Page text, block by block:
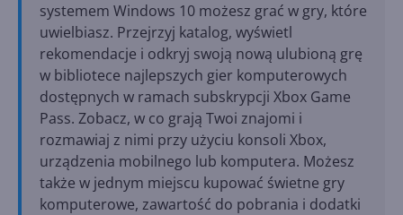
systemem Windows 10 możesz grać w gry, które
uwielbiasz. Przejrzyj katalog, wyświetl
rekomendacje i odkryj swoją nową ulubioną grę
w bibliotece najlepszych gier komputerowych
dostępnych w ramach subskrypcji Xbox Game
Pass. Zobacz, w co grają Twoi znajomi i
rozmawiaj z nimi przy użyciu konsoli Xbox,
urządzenia mobilnego lub komputera. Możesz
także w jednym miejscu kupować świetne gry
komputerowe, zawartość do pobrania i dodatki